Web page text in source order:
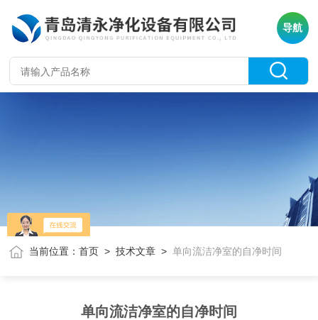
导航
当前位置：首页 >技术文章 >单向流洁净室的自净时间
单向流洁净室的自净时间